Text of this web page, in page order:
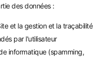
des données :
et la gestion et la traçabilité
par l'utilisateur
informatique (spamming,